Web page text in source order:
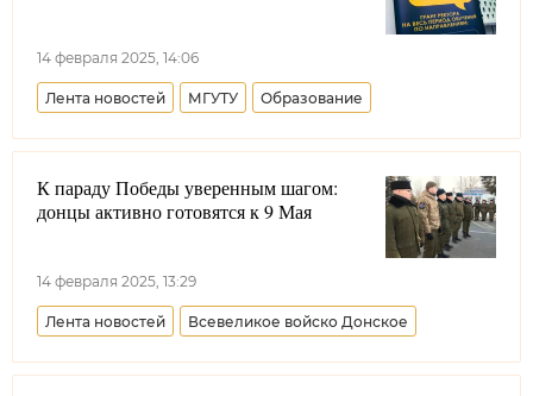
14 февраля 2025, 14:06
Лента новостей МГУТУ Образование
К параду Победы уверенным шагом:
донцы активно готовятся к 9 Мая
14 февраля 2025, 13:29
Лента новостей Всевеликое войско Донское